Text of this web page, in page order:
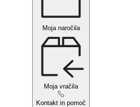
Moja naročila
Moja vračila
Kontakt in pomoč